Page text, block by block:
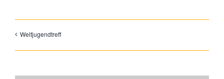
Weltjugendtreff